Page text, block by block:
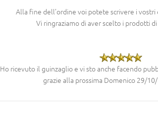
Alla fine dell’ordine voi potete scrivere i
Vi ringraziamo di aver scelto i prodotti
Ho ricevuto il guinzaglio e vi sto anche facendo
grazie alla prossima Domenico 29/